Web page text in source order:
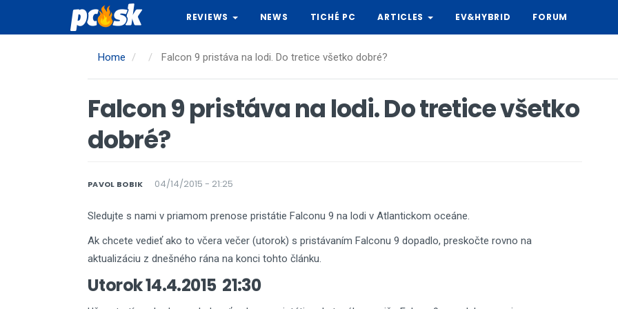
main
REVIEWS NEWS TICHÉ PC ARTICLES EV&HYBRID FORUM
Home Falcon 9 pristáva na lodi. Do tretice všetko dobré?
Falcon 9 pristáva na lodi. Do tretice všetko
dobré?
PAVOL BOBIK 04/14/2015 - 21:25
Sledujte s nami v priamom prenose pristátie Falconu 9 na lodi v Atlantickom oceáne.
Ak chcete vedieť ako to včera večer (utorok) s pristávaním Falconu 9 dopadlo, preskočte rovno na
aktualizáciu z dnešného rána na konci tohto článku.
Utorok 14.4.2015 21:30